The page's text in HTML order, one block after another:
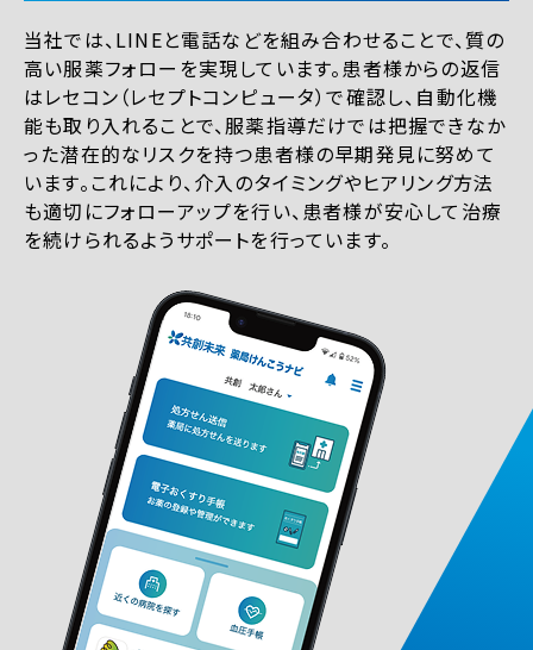
当社では、LINEと電話などを組み合わせることで、質の
高い服薬フォローを実現しています。患者様からの返信
はレセコン（レセプトコンピュータ）で確認し、自動化機
能も取り入れることで、服薬指導だけでは把握できなか
った潜在的なリスクを持つ患者様の早期発見に努めて
います。これにより、介入のタイミングやヒアリング方法
も適切にフォローアップを行い、患者様が安心して治療
を続けられるようサポートを行っています。